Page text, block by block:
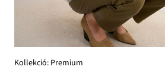
Kollekció: Premium